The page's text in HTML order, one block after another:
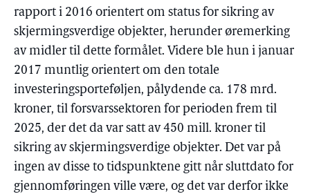
rapport i 2016 orientert om status for sikring av
skjermingsverdige objekter, herunder øremerking
av midler til dette formålet. Videre ble hun i januar
2017 muntlig orientert om den totale
investeringsporteføljen, pålydende ca. 178 mrd.
kroner, til forsvarssektoren for perioden frem til
2025, der det da var satt av 450 mill. kroner til
sikring av skjermingsverdige objekter. Det var på
ingen av disse to tidspunktene gitt når sluttdato for
gjennomføringen ville være, og det var derfor ikke